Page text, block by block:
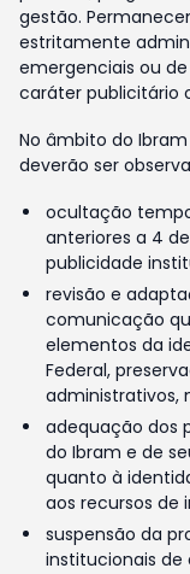
gestão.
estritamente
emergenciais ou
caráter publicitário
No âmbito do
deverão ser
ocultação
anteriores a 4
publicidade
revisão e
comunicação
elementos da
Federal,
administrativos,
adequação dos
do Ibram e de
quanto à
aos recursos de
suspensão da
institucionais